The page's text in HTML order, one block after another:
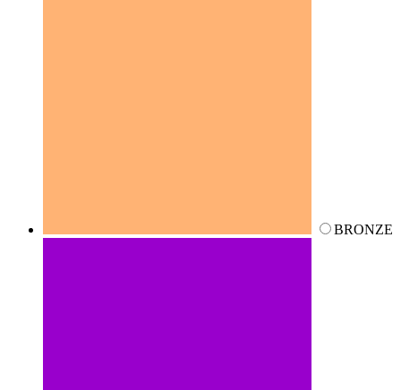
BRONZE